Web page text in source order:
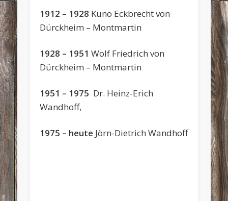
1912 – 1928 Kuno Eckbrecht von
Dürckheim – Montmartin
1928 – 1951 Wolf Friedrich von
Dürckheim – Montmartin
1951 – 1975 Dr. Heinz-Erich
Wandhoff,
1975 – heute Jörn-Dietrich Wandhoff